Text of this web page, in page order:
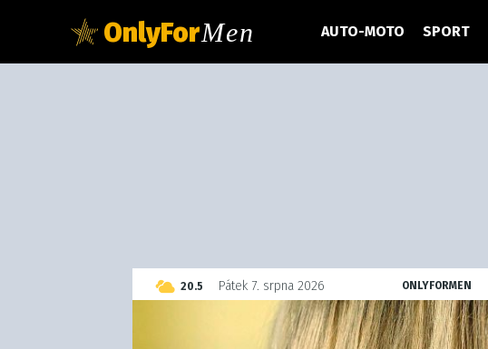
OnlyForMen AUTO-MOTO SPORT
20.5 Czech
Pátek 7. srpna 2026 ONLYFORMEN